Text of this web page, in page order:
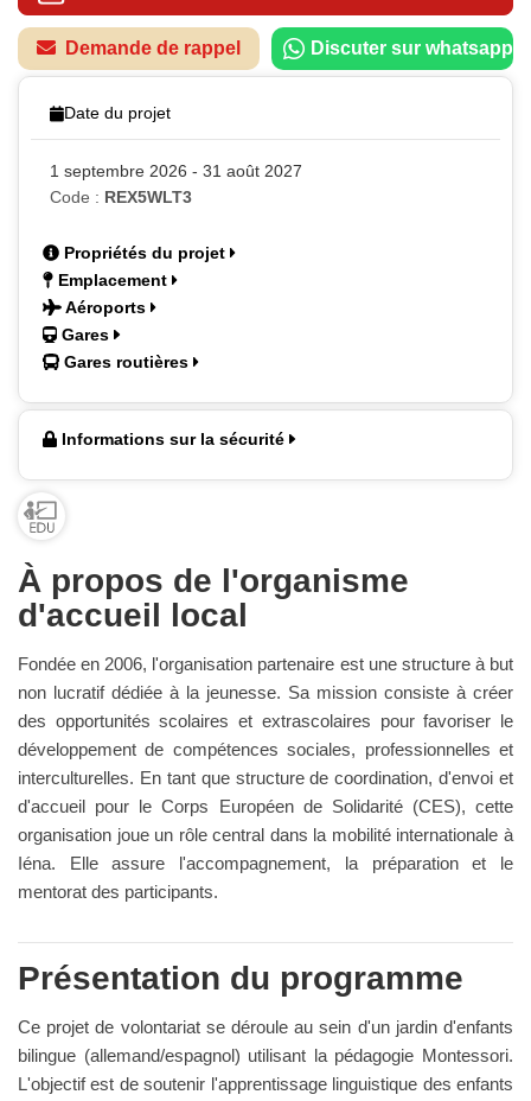
Demande de rappel Discuter sur whatsapp
Date du projet
1 septembre 2026 - 31 août 2027
Code : REX5WLT3
Propriétés du projet
Emplacement
Aéroports
Gares
Gares routières
Informations sur la sécurité
À propos de l'organisme
d'accueil local
Fondée en 2006, l'organisation partenaire est une structure à but
non lucratif dédiée à la jeunesse. Sa mission consiste à créer
des opportunités scolaires et extrascolaires pour favoriser le
développement de compétences sociales, professionnelles et
interculturelles. En tant que structure de coordination, d'envoi et
d'accueil pour le Corps Européen de Solidarité (CES), cette
organisation joue un rôle central dans la mobilité internationale à
Iéna. Elle assure l'accompagnement, la préparation et le
mentorat des participants.
Présentation du programme
Ce projet de volontariat se déroule au sein d'un jardin d'enfants
bilingue (allemand/espagnol) utilisant la pédagogie Montessori.
L'objectif est de soutenir l'apprentissage linguistique des enfants